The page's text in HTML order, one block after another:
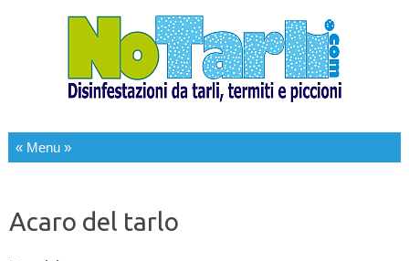
Salta al contenuto
Acaro del tarlo